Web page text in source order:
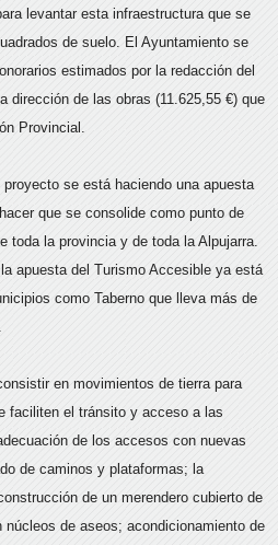
levantar esta infraestructura que se
de suelo. El Ayuntamiento se
estimados por la redacción del
dirección de las obras (11.625,55 €) que
Provincial.
se está haciendo una apuesta
que se consolide como punto de
toda la provincia y de toda la Alpujarra.
apuesta del Turismo Accesible ya está
como Taberno que lleva más de
en movimientos de tierra para
faciliten el tránsito y acceso a las
de los accesos con nuevas
de caminos y plataformas; la
de un merendero cubierto de
de aseos; acondicionamiento de